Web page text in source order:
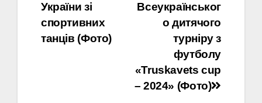
Всеукраїнськог
о дитячого
турніру з
футболу
«Truskavets cup
– 2024» (Фото)
України зі
спортивних
танців (Фото)